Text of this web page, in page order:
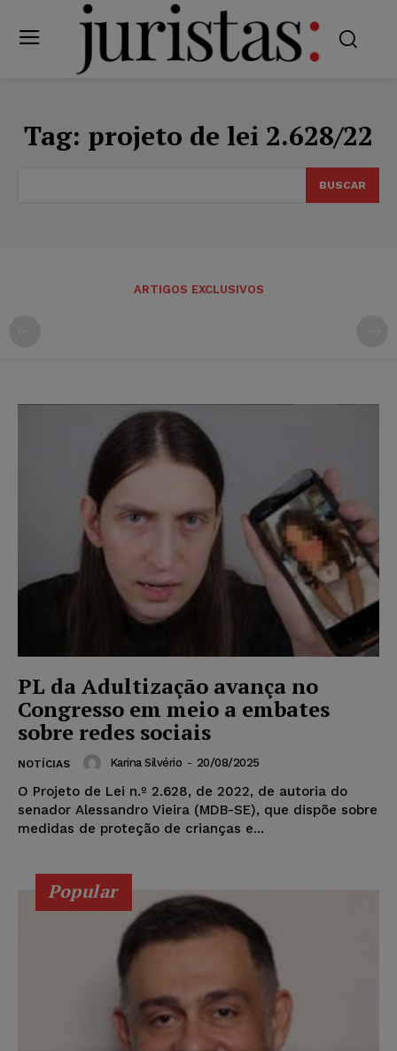
Tag: projeto de lei 2.628/22
BUSCAR
ARTIGOS EXCLUSIVOS
PL da Adultização avança no
Congresso em meio a embates
sobre redes sociais
NOTÍCIAS Karina Silvério - 20/08/2025
O Projeto de Lei n.º 2.628, de 2022, de autoria do
senador Alessandro Vieira (MDB-SE), que dispõe sobre
medidas de proteção de crianças e...
Popular